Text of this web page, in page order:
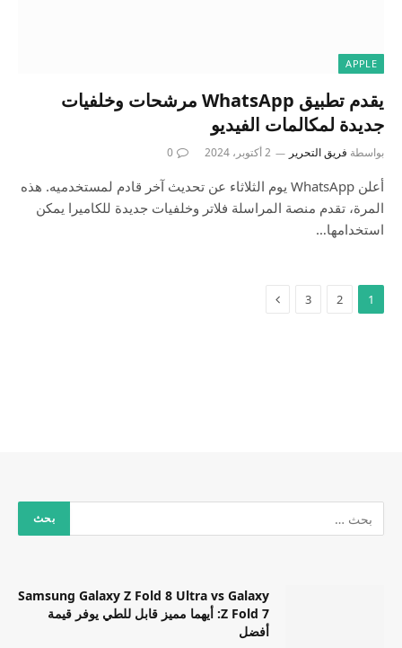
APPLE
يقدم تطبيق WhatsApp مرشحات وخلفيات
جديدة لمكالمات الفيديو
بواسطة فريق التحرير 2 أكتوبر، 2024 0
أعلن WhatsApp يوم الثلاثاء عن تحديث آخر قادم لمستخدميه. هذه
المرة، تقدم منصة المراسلة فلاتر وخلفيات جديدة للكاميرا يمكن
استخدامها…
1
2
3
Samsung Galaxy Z Fold 8 Ultra vs Galaxy
Z Fold 7: أيهما مميز قابل للطي يوفر قيمة
أفضل